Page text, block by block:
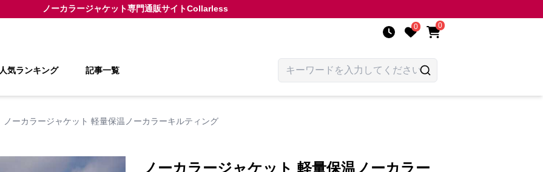
ノーカラージャケット専門通販サイトCollarless
0 0
人気ランキング 記事一覧
ノーカラージャケット 軽量保温ノーカラーキルティング
ノーカラージャケット 軽量保温ノーカラー